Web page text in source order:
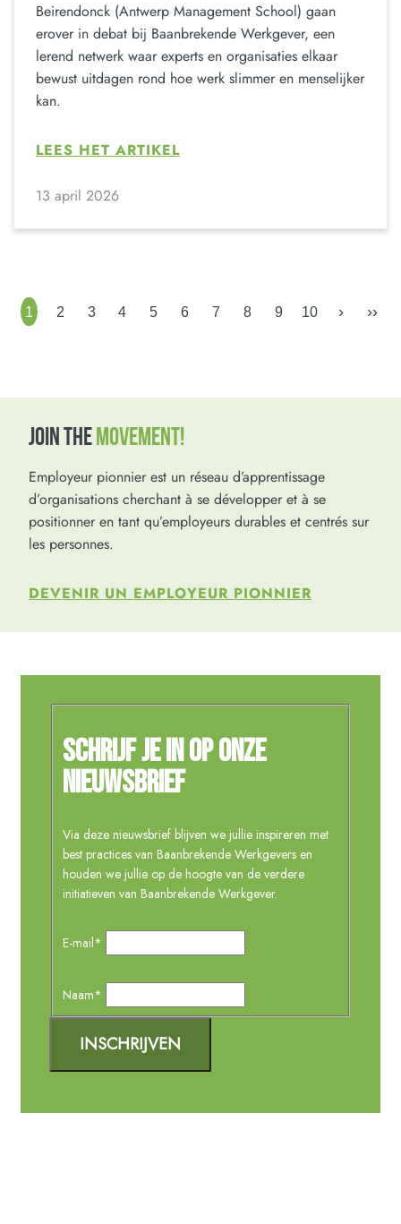
Beirendonck (Antwerp Management School) gaan
erover in debat bij Baanbrekende Werkgever, een
lerend netwerk waar experts en organisaties elkaar
bewust uitdagen rond hoe werk slimmer en menselijker
kan.
LEES HET ARTIKEL
13 april 2026
1 2 3 4 5 6 7 8 9 10 › ››
JOIN THEMOVEMENT!
Employeur pionnier est un réseau d’apprentissage
d’organisations cherchant à se développer et à se
positionner en tant qu’employeurs durables et centrés sur
les personnes.
DEVENIR UN EMPLOYEUR PIONNIER